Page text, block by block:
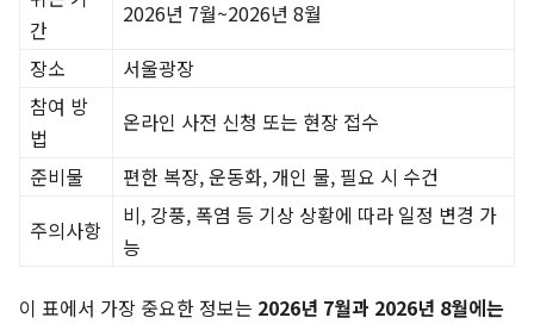
간
2026년 7월~2026년 8월
장소
서울광장
참여 방
법
온라인 사전 신청 또는 현장 접수
준비물
편한 복장, 운동화, 개인 물, 필요 시 수건
주의사항
비, 강풍, 폭염 등 기상 상황에 따라 일정 변경 가
능
이 표에서 가장 중요한 정보는 2026년 7월과 2026년 8월에는